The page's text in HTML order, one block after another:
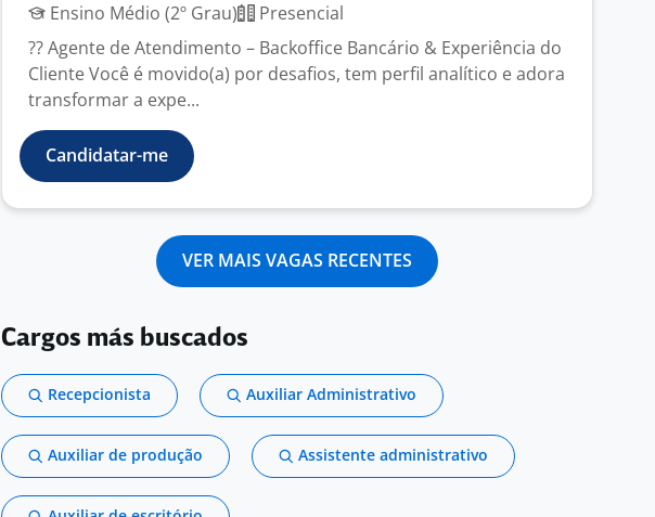
Ensino Médio (2º Grau)
Presencial
?? Agente de Atendimento – Backoffice Bancário & Experiência do
Cliente Você é movido(a) por desafios, tem perfil analítico e adora
transformar a expe...
Candidatar-me
VER MAIS VAGAS RECENTES
Cargos más buscados
Recepcionista Auxiliar Administrativo
Auxiliar de produção Assistente administrativo